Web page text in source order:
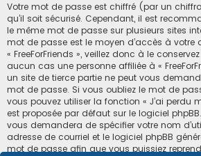
Votre mot de passe est chiffré (par un
qu’il soit sécurisé. Cependant, il est
le même mot de passe sur plusieurs sites
mot de passe est le moyen d’accès à votre
« FreeForFriends », veillez donc à le
aucun cas une personne affiliée à «
un site de tierce partie ne peut vous
mot de passe. Si vous oubliez le mot de
vous pouvez utiliser la fonction « J’ai perdu
est proposée par défaut sur le logiciel
vous demandera de spécifier votre nom
adresse de courriel et le logiciel phpBB
mot de passe afin que vous puissiez